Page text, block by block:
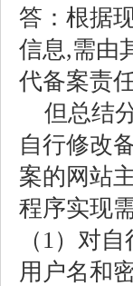
答：根据
信息,需由
代备案责
但总结
自行修改
案的网站
程序实现
（1）对
用户名和